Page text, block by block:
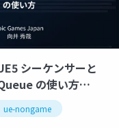
シーケンサーと
の使い方
2023】
ue-nongame